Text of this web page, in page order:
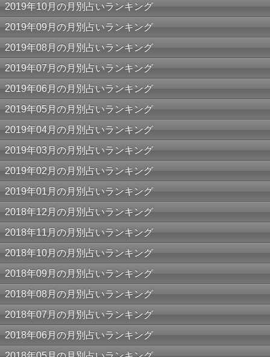
2019年10月の月別占いランキング
2019年09月の月別占いランキング
2019年08月の月別占いランキング
2019年07月の月別占いランキング
2019年06月の月別占いランキング
2019年05月の月別占いランキング
2019年04月の月別占いランキング
2019年03月の月別占いランキング
2019年02月の月別占いランキング
2019年01月の月別占いランキング
2018年12月の月別占いランキング
2018年11月の月別占いランキング
2018年10月の月別占いランキング
2018年09月の月別占いランキング
2018年08月の月別占いランキング
2018年07月の月別占いランキング
2018年06月の月別占いランキング